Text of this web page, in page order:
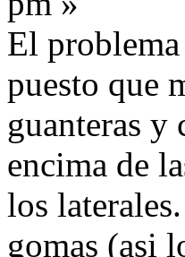
El
puesto que
guanteras
encima de
los
gomas (asi